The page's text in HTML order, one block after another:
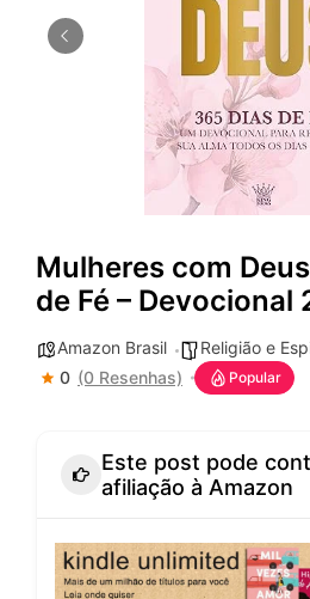
Mulheres com
de Fé – Devocional
Amazon Brasil
Religião e
0 (0 Resenhas) Popular
Este post pode
afiliação à Amazon